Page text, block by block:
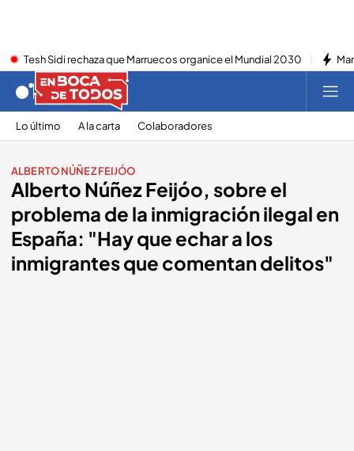
Tesh Sidi rechaza que Marruecos organice el Mundial 2030
Lo último A la carta Colaboradores
ALBERTO NÚÑEZ FEIJÓO
Alberto Núñez Feijóo, sobre el
problema de la inmigración ilegal en
España: "Hay que echar a los
inmigrantes que comentan delitos"